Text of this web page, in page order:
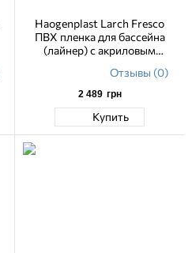
Haogenplast Larch Fresco
ПВХ пленка для бассейна
(лайнер) с акриловым
Отзывы (0)
2 489 грн
Купить